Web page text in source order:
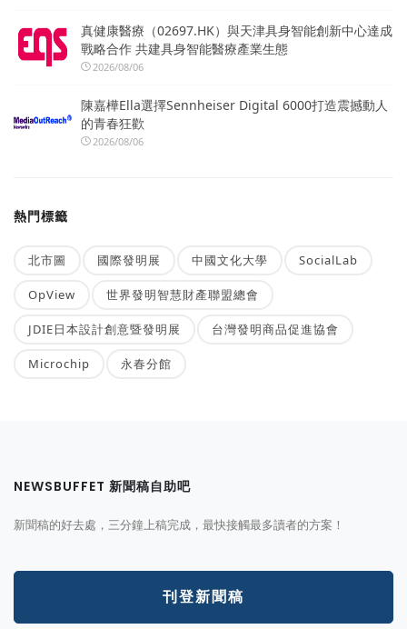
真健康醫療（02697.HK）與天津具身智能創新中心達成
戰略合作 共建具身智能醫療產業生態
2026/08/06
陳嘉樺Ella選擇Sennheiser Digital 6000打造震撼動人
的青春狂歡
2026/08/06
熱門標籤
北市圖 國際發明展 中國文化大學 SocialLab
OpView 世界發明智慧財產聯盟總會
JDIE日本設計創意暨發明展 台灣發明商品促進協會
Microchip 永春分館
NEWSBUFFET 新聞稿自助吧
新聞稿的好去處，三分鐘上稿完成，最快接觸最多讀者的方案！
刊登新聞稿